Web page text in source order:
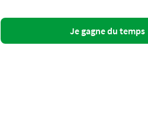
Je gagne du temps